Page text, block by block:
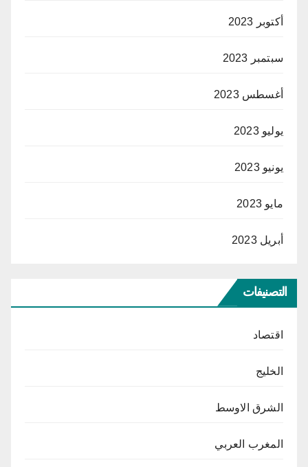
أكتوبر 2023
سبتمبر 2023
أغسطس 2023
يوليو 2023
يونيو 2023
مايو 2023
أبريل 2023
التصنيفات
اقتصاد
الخليج
الشرق الاوسط
المغرب العربي